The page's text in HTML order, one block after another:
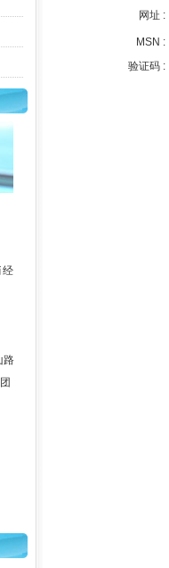
经
路
网址 :
MSN :
验证码 :